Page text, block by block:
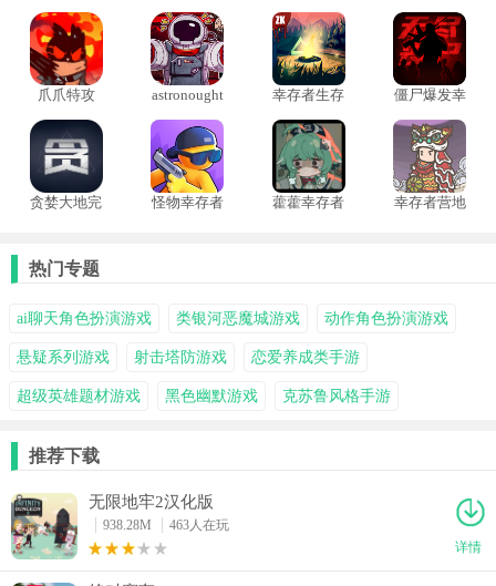
充满未知与变化。
爪爪特攻
astronought
幸存者生存
僵尸爆发幸
贪婪大地完
怪物幸存者
藿藿幸存者
幸存者营地
热门专题
ai聊天角色扮演游戏 类银河恶魔城游戏 动作角色扮演游戏
悬疑系列游戏 射击塔防游戏 恋爱养成类手游
超级英雄题材游戏 黑色幽默游戏 克苏鲁风格手游
推荐下载
无限地牢2汉化版
938.28M
463人在玩
详情